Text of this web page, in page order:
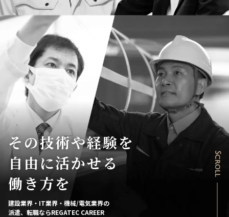
Scroll
その技術や経験を
自由に活かせる
働き方を
建設業界・IT業界・機械/電気業界の
派遣、転職ならREGATEC CAREER